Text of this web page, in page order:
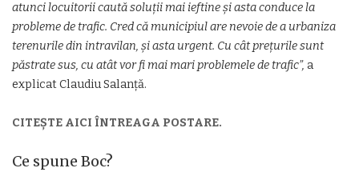
atunci locuitorii caută soluții mai ieftine și asta conduce la
probleme de trafic. Cred că municipiul are nevoie de a urbaniza
terenurile din intravilan, și asta urgent. Cu cât prețurile sunt
păstrate sus, cu atât vor fi mai mari problemele de trafic”, a
explicat Claudiu Salanță.
CITEȘTE AICI ÎNTREAGA POSTARE.
Ce spune Boc?